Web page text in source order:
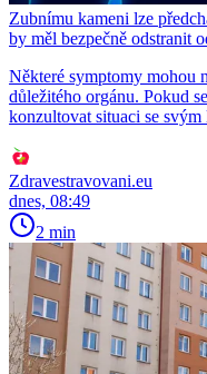
Zubnímu kameni lze
by měl bezpečně odstranit
Některé symptomy mohou
důležitého orgánu. Pokud
konzultovat situaci se svým
Zdravestravovani.eu
dnes, 08:49
2 min